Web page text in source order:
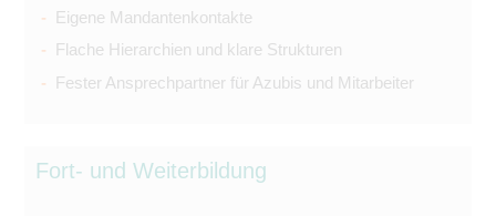
Eigene Mandantenkontakte
Flache Hierarchien und klare Strukturen
Fester Ansprechpartner für Azubis und Mitarbeiter
Fort- und Weiterbildung